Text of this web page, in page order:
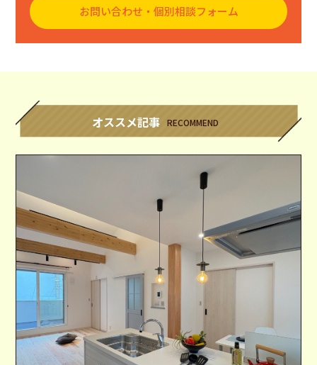
お問い合わせ・個別相談フォーム
オススメ記事 RECOMMEND